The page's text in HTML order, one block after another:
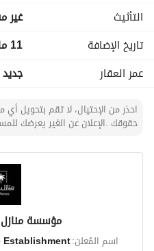
التأثيث
غير
تاريخ الإضافة
11 مارس 2026
عمر العقار
جديد
احذر من الإحتيال، لا تقم بتحويل أي
حقوقك .الإعلان عن الغير يعرضك
مؤسسة منازل
اسم المُعلن:Establishment